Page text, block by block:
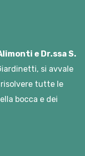
e Dr.ssa S.
si avvale
tutte le
bocca e dei